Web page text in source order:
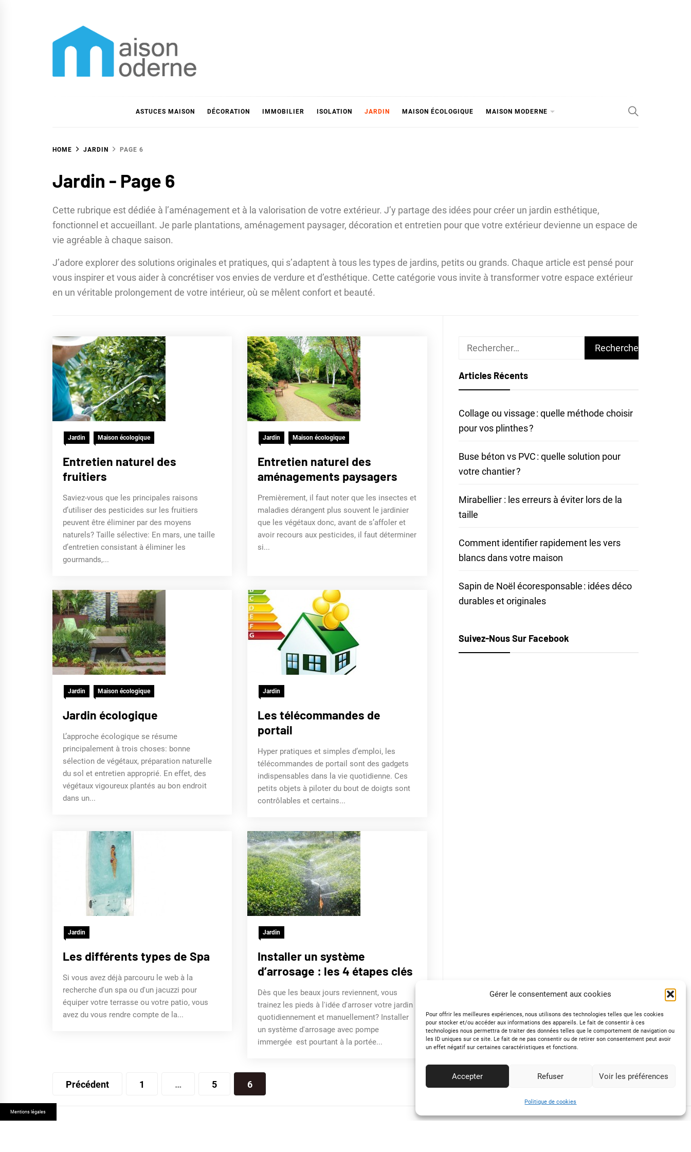
Gérer le consentement aux cookies
Pour offrir les meilleures expériences, nous utilisons des technologies telles que les cookies
pour stocker et/ou accéder aux informations des appareils. Le fait de consentir à ces
technologies nous permettra de traiter des données telles que le comportement de navigation ou
les ID uniques sur ce site. Le fait de ne pas consentir ou de retirer son consentement peut avoir
un effet négatif sur certaines caractéristiques et fonctions.
Accepter Refuser Voir les préférences
Politique de cookies
Mentions légales
ASTUCES MAISON DÉCORATION IMMOBILIER ISOLATION JARDIN MAISON ÉCOLOGIQUE MAISON MODERNE
HOME JARDIN PAGE 6
Jardin - Page 6
Cette rubrique est dédiée à l’aménagement et à la valorisation de votre extérieur. J’y partage des idées pour créer un jardin esthétique,
fonctionnel et accueillant. Je parle plantations, aménagement paysager, décoration et entretien pour que votre extérieur devienne un espace de
vie agréable à chaque saison.
J’adore explorer des solutions originales et pratiques, qui s’adaptent à tous les types de jardins, petits ou grands. Chaque article est pensé pour
vous inspirer et vous aider à concrétiser vos envies de verdure et d’esthétique. Cette catégorie vous invite à transformer votre espace extérieur
en un véritable prolongement de votre intérieur, où se mêlent confort et beauté.
Jardin Maison écologique
Entretien naturel des
fruitiers
Saviez-vous que les principales raisons
d’utiliser des pesticides sur les fruitiers
peuvent être éliminer par des moyens
naturels? Taille sélective: En mars, une taille
d’entretien consistant à éliminer les
gourmands,...
Jardin Maison écologique
Entretien naturel des
aménagements paysagers
Premièrement, il faut noter que les insectes et
maladies dérangent plus souvent le jardinier
que les végétaux donc, avant de s’affoler et
avoir recours aux pesticides, il faut déterminer
si...
Jardin Maison écologique
Jardin écologique
L’approche écologique se résume
principalement à trois choses: bonne
sélection de végétaux, préparation naturelle
du sol et entretien approprié. En effet, des
végétaux vigoureux plantés au bon endroit
dans un...
Jardin
Les télécommandes de
portail
Hyper pratiques et simples d’emploi, les
télécommandes de portail sont des gadgets
indispensables dans la vie quotidienne. Ces
petits objets à piloter du bout de doigts sont
contrôlables et certains...
Jardin
Les différents types de Spa
Si vous avez déjà parcouru le web à la
recherche d'un spa ou d'un jacuzzi pour
équiper votre terrasse ou votre patio, vous
avez du vous rendre compte de la...
Jardin
Installer un système
d’arrosage : les 4 étapes clés
Dès que les beaux jours reviennent, vous
trainez les pieds à l'idée d'arroser votre jardin
quotidiennement et manuellement? Installer
un système d'arrosage avec pompe
immergée est pourtant à la portée...
Pagination
publications
Précédent 1 … 5 6
Rechercher :
Articles Récents
Collage ou vissage : quelle méthode choisir
pour vos plinthes ?
Buse béton vs PVC : quelle solution pour
votre chantier ?
Mirabellier : les erreurs à éviter lors de la
taille
Comment identifier rapidement les vers
blancs dans votre maison
Sapin de Noël écoresponsable : idées déco
durables et originales
Suivez-Nous Sur Facebook